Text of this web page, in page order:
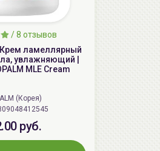
/8 отзывов
Крем ламеллярный
увлажняющий |
MLE Cream
(Корея)
8809048412545
руб.